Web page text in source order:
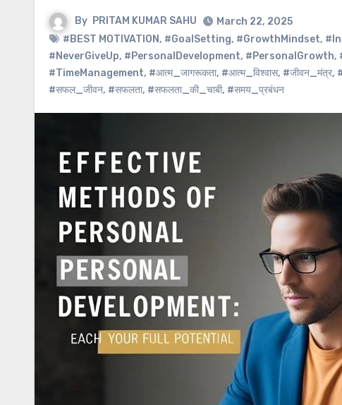
By PRITAM KUMAR SAHU
March 22, 2025
#BEST MOTIVATION, #GoalSetting, #GrowthMindset,
#NeverGiveUp, #PersonalDevelopment, #PersonalGrowth,
#TimeManagement, #आत्म_जागरूकता, #आत्म_विश्वास, #जीवन_मंत्र,
#सफल_जीवन, #सफलता, #सफलता_की_चाबी, #समय_प्रबंधन